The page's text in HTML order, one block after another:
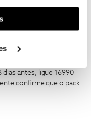
aos seus interesses
Pode gerir a
"Configurar
a Sport TV
antes, ligue 16990
confirme que o pack